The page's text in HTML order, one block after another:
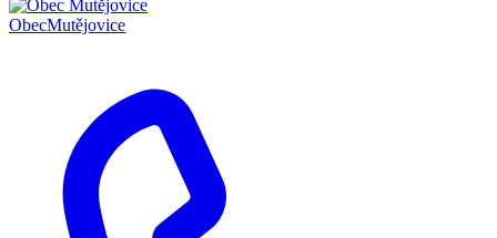
ObecMutějovice